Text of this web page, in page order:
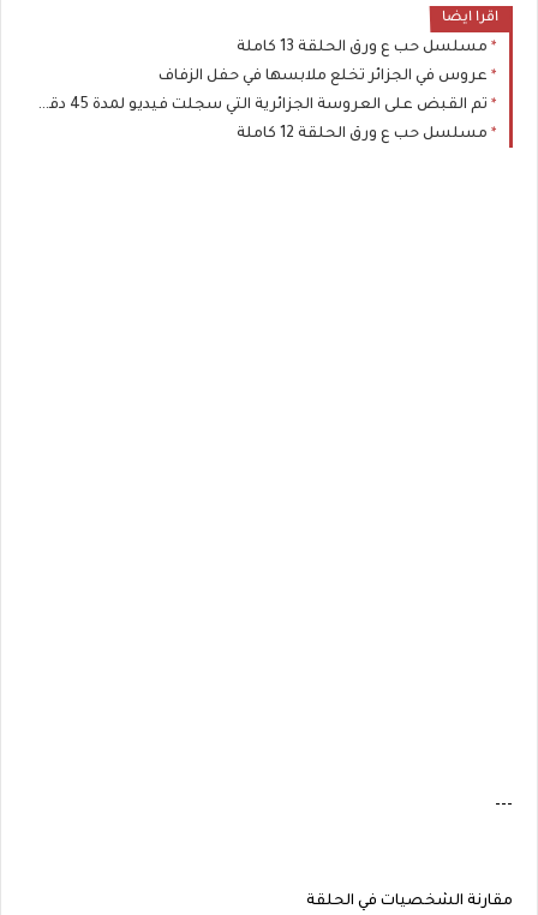
اقرا ايضا
مسلسل حب ع ورق الحلقة 13 كاملة
عروس في الجزائر تخلع ملابسها في حفل الزفاف
تم القبض على العروسة الجزائرية التي سجلت فيديو لمدة 45 دقيقة
مسلسل حب ع ورق الحلقة 12 كاملة
---
مقارنة الشخصيات في الحلقة